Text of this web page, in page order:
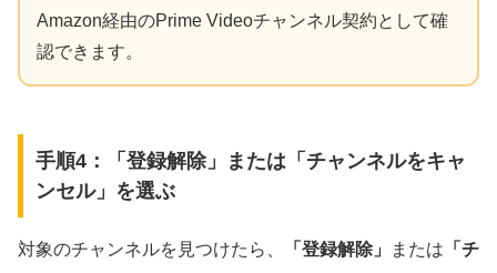
Amazon経由のPrime Videoチャンネル契約として確
認できます。
手順4：「登録解除」または「チャンネルをキャ
ンセル」を選ぶ
対象のチャンネルを見つけたら、 「登録解除」 または 「チ